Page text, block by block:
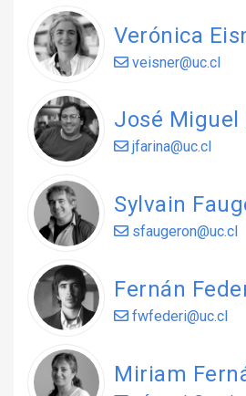
Verónica
veisner@uc.cl
José Miguel
jfarina@uc.cl
Sylvain
sfaugeron@uc.cl
Fernán
fwfederi@uc.cl
Miriam